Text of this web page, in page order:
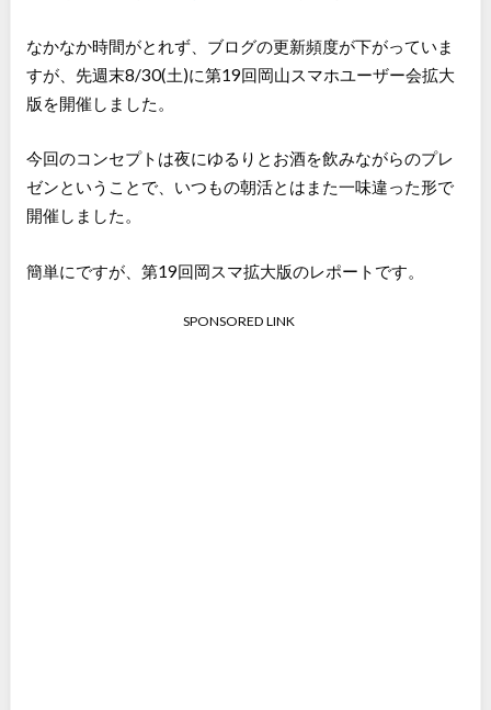
なかなか時間がとれず、ブログの更新頻度が下がっていま
すが、先週末8/30(土)に第19回岡山スマホユーザー会拡大
版を開催しました。
今回のコンセプトは夜にゆるりとお酒を飲みながらのプレ
ゼンということで、いつもの朝活とはまた一味違った形で
開催しました。
簡単にですが、第19回岡スマ拡大版のレポートです。
SPONSORED LINK